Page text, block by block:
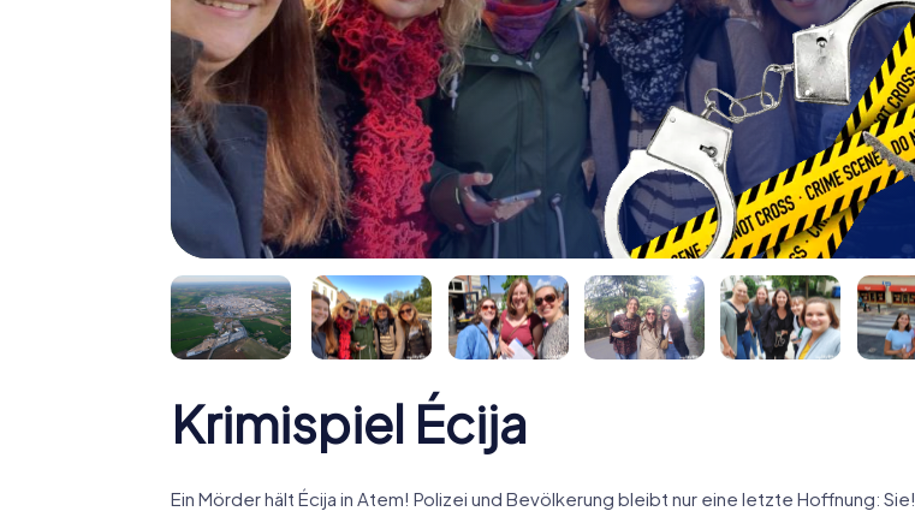
Krimispiel Écija
Ein Mörder hält Écija in Atem! Polizei und Bevölkerung bleibt nur eine letzte Hoffnung: Sie!